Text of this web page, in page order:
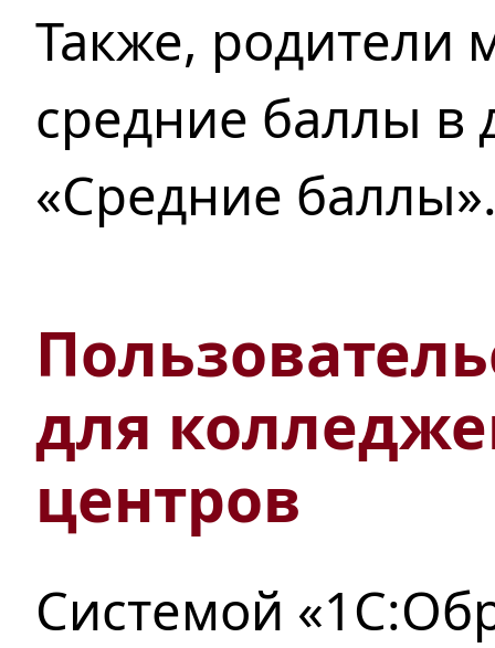
Также, родители
средние баллы в
«Средние
для
центров
Системой